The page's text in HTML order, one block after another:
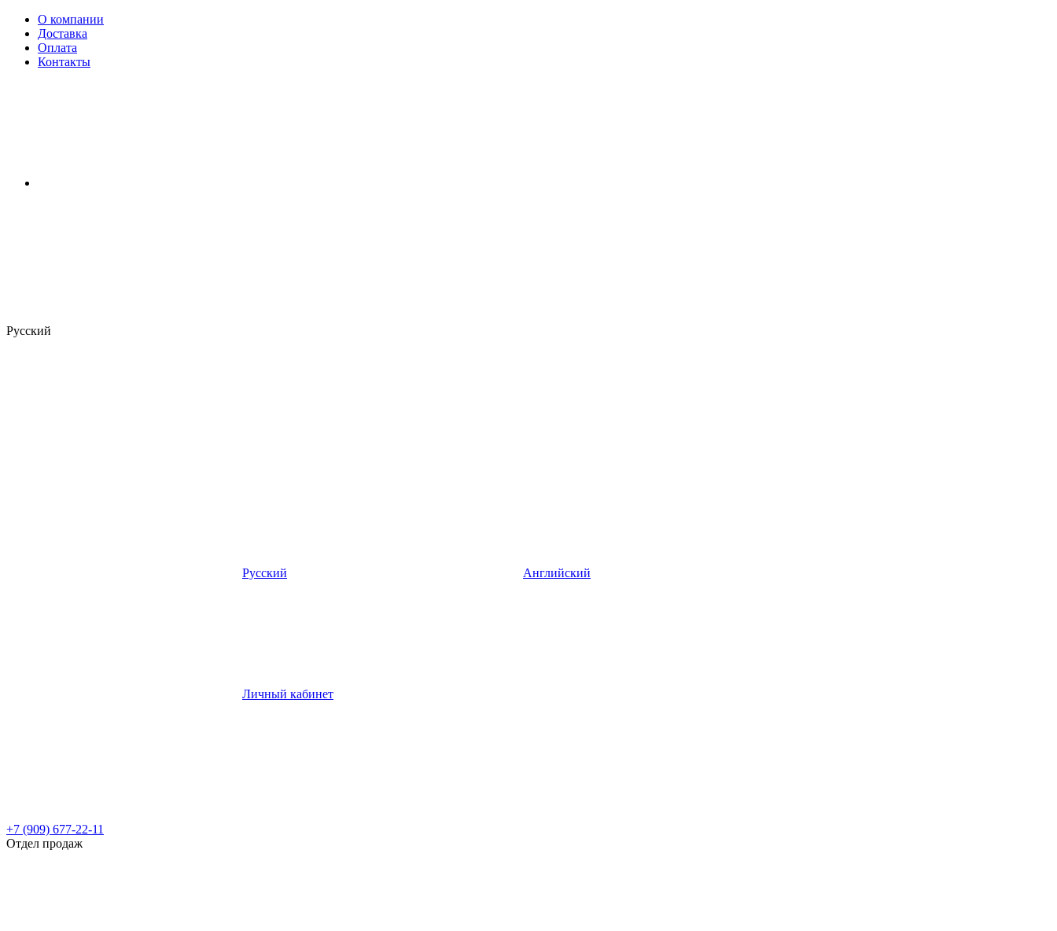
О компании
Доставка
Оплата
Контакты
Русский
Русский Английский
Личный кабинет
+7 (909) 677-22-11
Отдел продаж